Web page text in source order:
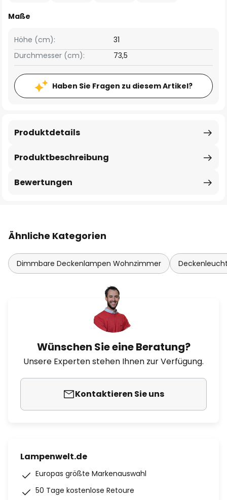
Maße
Höhe (cm):
31
Durchmesser (cm):
73,5
Haben Sie Fragen zu diesem Artikel?
Produktbeschreibung
Produktdetails
Bewertungen
Ähnliche Kategorien
Dimmbare Deckenlampen Wohnzimmer
Wünschen Sie eine Beratung?
Unsere Experten stehen Ihnen zur Verfügung.
Kontaktieren Sie uns
Lampenwelt.de
Europas größte Markenauswahl
50 Tage kostenlose Retoure